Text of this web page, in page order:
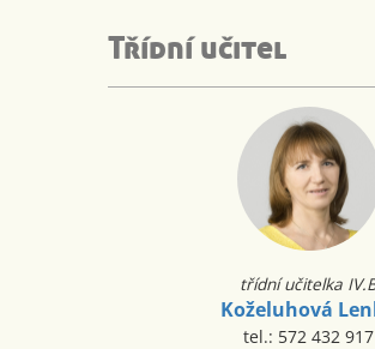
Třídní učitel
třídní učitelka
Koželuhová
tel.: 572 432 917